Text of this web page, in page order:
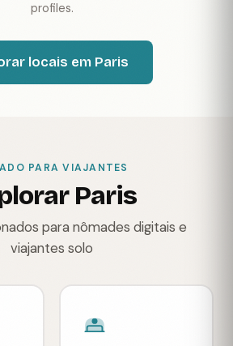
profiles.
locais em Paris
PARA VIAJANTES
Paris
para nômades digitais e
viajantes solo